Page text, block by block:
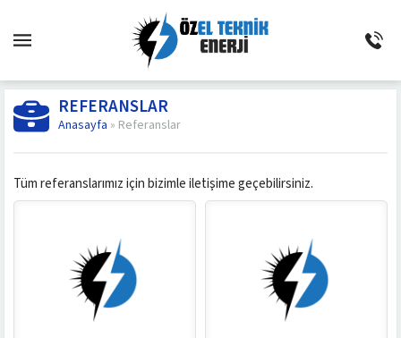
REFERANSLAR
Anasayfa » Referanslar
Tüm referanslarımız için bizimle iletişime geçebilirsiniz.